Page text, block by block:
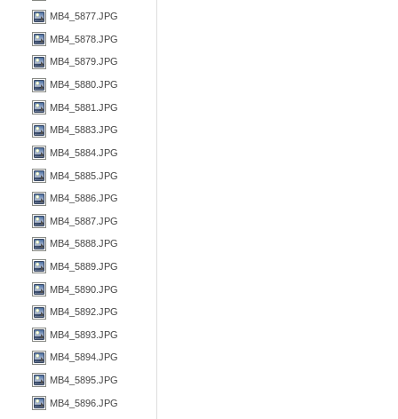
MB4_5877.JPG
MB4_5878.JPG
MB4_5879.JPG
MB4_5880.JPG
MB4_5881.JPG
MB4_5883.JPG
MB4_5884.JPG
MB4_5885.JPG
MB4_5886.JPG
MB4_5887.JPG
MB4_5888.JPG
MB4_5889.JPG
MB4_5890.JPG
MB4_5892.JPG
MB4_5893.JPG
MB4_5894.JPG
MB4_5895.JPG
MB4_5896.JPG